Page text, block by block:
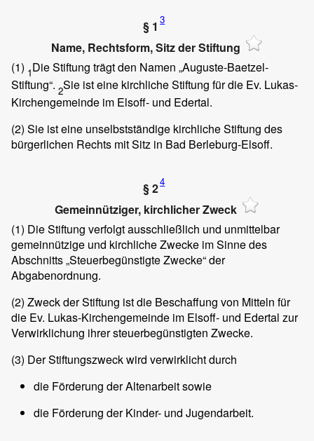
§ 1 3
Name, Rechtsform, Sitz der Stiftung
(1) 1Die Stiftung trägt den Namen „Auguste-Baetzel-
Stiftung“. 2Sie ist eine kirchliche Stiftung für die Ev. Lukas-
Kirchengemeinde im Elsoff- und Edertal.
(2) Sie ist eine unselbstständige kirchliche Stiftung des
bürgerlichen Rechts mit Sitz in Bad Berleburg-Elsoff.
§ 24
Gemeinnütziger, kirchlicher Zweck
(1) Die Stiftung verfolgt ausschließlich und unmittelbar
gemeinnützige und kirchliche Zwecke im Sinne des
Abschnitts „Steuerbegünstigte Zwecke“ der
Abgabenordnung.
(2) Zweck der Stiftung ist die Beschaffung von Mitteln für
die Ev. Lukas-Kirchengemeinde im Elsoff- und Edertal zur
Verwirklichung ihrer steuerbegünstigten Zwecke.
(3) Der Stiftungszweck wird verwirklicht durch
die Förderung der Altenarbeit sowie
die Förderung der Kinder- und Jugendarbeit.